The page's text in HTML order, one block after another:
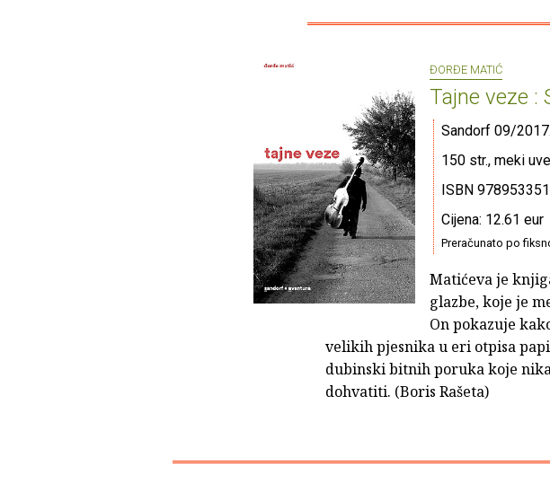
ĐORĐE MATIĆ
Tajne veze :
Sandorf 09/2017.
150 str., meki
ISBN
Cijena: 12.61 eur
Preračunato po
Matićeva je
glazbe, koje je
On pokazuje
velikih pjesnika u eri otpisa
dubinski bitnih poruka koje
dohvatiti. (Boris Rašeta)